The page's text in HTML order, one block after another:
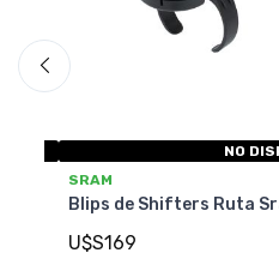
Sram Remote eTap AXS